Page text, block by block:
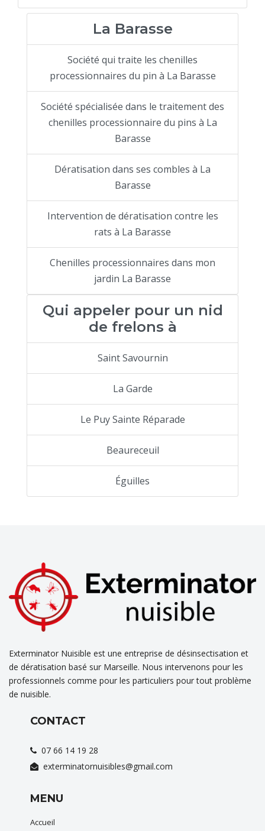
La Barasse
Société qui traite les chenilles
processionnaires du pin à La Barasse
Société spécialisée dans le traitement des
chenilles processionnaire du pins à La
Barasse
Dératisation dans ses combles à La
Barasse
Intervention de dératisation contre les
rats à La Barasse
Chenilles processionnaires dans mon
jardin La Barasse
Qui appeler pour un nid
de frelons à
Saint Savournin
La Garde
Le Puy Sainte Réparade
Beaureceuil
Éguilles
Exterminator Nuisible est une entreprise de désinsectisation et
de dératisation basé sur Marseille. Nous intervenons pour les
professionnels comme pour les particuliers pour tout problème
de nuisible.
CONTACT
07 66 14 19 28
exterminatornuisibles@gmail.com
MENU
Accueil